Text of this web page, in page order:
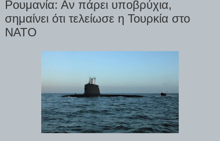
Ρουμανία: Αν πάρει υποβρύχια,
σημαίνει ότι τελείωσε η Τουρκία στο
ΝΑΤΟ